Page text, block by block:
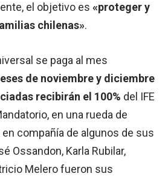
el objetivo es «proteger y
chilenas».
se paga al mes
de noviembre y diciembre
recibirán el 100% del IFE
en una rueda de
compañía de algunos de sus
Ossandon, Karla Rubilar,
Melero fueron sus